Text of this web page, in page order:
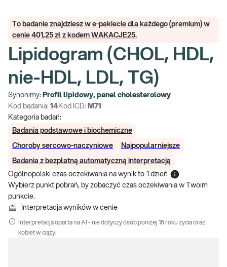
To badanie znajdziesz w e-pakiecie dla każdego (premium) w
cenie 401,25 zł z kodem WAKACJE25.
Lipidogram (CHOL, HDL,
nie-HDL, LDL, TG)
Synonimy: Profil lipidowy, panel cholesterolowy
Kod badania: 14 Kod ICD: M71
Kategoria badań:
Badania podstawowe i biochemiczne
Choroby sercowo-naczyniowe Najpopularniejsze
Badania z bezpłatną automatyczną interpretacją
Ogólnopolski czas oczekiwania na wynik to 1 dzień
Wybierz punkt pobrań, by zobaczyć czas oczekiwania w Twoim
punkcie.
Interpretacja wyników w cenie
Interpretacja oparta na AI - nie dotyczy osób poniżej 18 roku życia oraz
kobiet w ciąży.